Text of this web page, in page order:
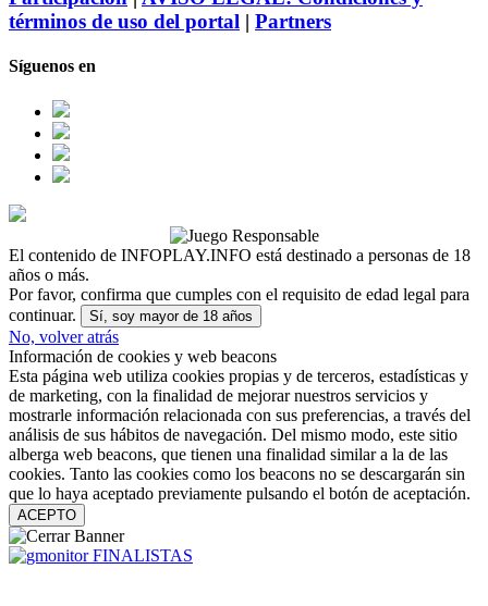
términos de uso del portal | Partners
Síguenos en
El contenido de INFOPLAY.INFO está destinado a personas de 18
años o más.
Por favor, confirma que cumples con el requisito de edad legal para
continuar.
Sí, soy mayor de 18 años
No, volver atrás
Información de cookies y web beacons
Esta página web utiliza cookies propias y de terceros, estadísticas y
de marketing, con la finalidad de mejorar nuestros servicios y
mostrarle información relacionada con sus preferencias, a través del
análisis de sus hábitos de navegación. Del mismo modo, este sitio
alberga web beacons, que tienen una finalidad similar a la de las
cookies. Tanto las cookies como los beacons no se descargarán sin
que lo haya aceptado previamente pulsando el botón de aceptación.
ACEPTO